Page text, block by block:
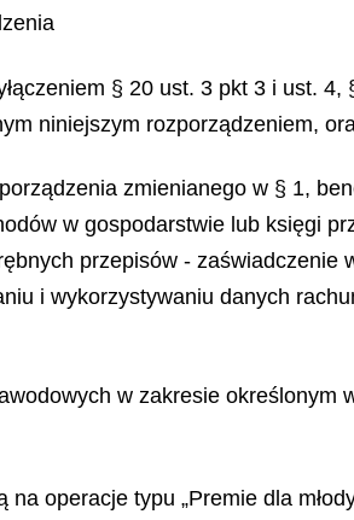
§ 20 ust. 3 pkt 3 i ust.
niniejszym rozporządzeniem,
zmienianego w § 1,
w gospodarstwie lub księgi
przepisów -
i wykorzystywaniu danych
w zakresie określonym
operacje typu „Premie dla